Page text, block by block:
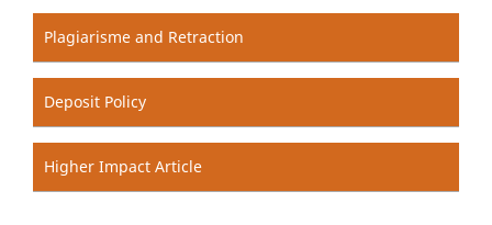
Plagiarisme and Retraction
Deposit Policy
Higher Impact Article